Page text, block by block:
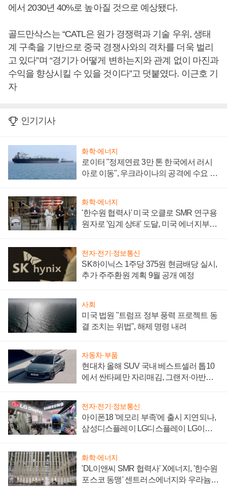
에서 2030년 40%로 높아질 것으로 예상됐다.
골드만삭스는 “CATL은 원가 경쟁력과 기술 우위, 생태
계 구축을 기반으로 중국 경쟁사와의 격차를 더욱 벌리
고 있다”며 “경기가 어떻게 변하는지와 관계 없이 마진과
수익을 향상시킬 수 있을 것이다”고 덧붙였다. 이근호 기
자
인기기사
화학·에너지
로이터 "정제연료 3만 톤 한국에서 러시
아로 이동", 우크라이나의 공격에 수요 늘
화학·에너지
'한수원 협력사' 미국 오클로 SMR 연구용
원자로 '임계 상태' 도달, 미국 에너지부
전자·전기·정보통신
SK하이닉스 1주당 375원 현금배당 실시,
추가 주주환원 계획 9월 공개 예정
사회
미국 법원 "트럼프 정부 풍력 프로젝트 동
결 조치는 위법", 해제 명령 내려
자동차·부품
현대차 올해 SUV 국내 베스트셀러 톱10
에서 싼타페만 자리매김, 그랜저·아반떼
전자·전기·정보통신
아이폰18 '메모리 부족'에 출시 지연되나,
삼성디스플레이 LG디스플레이 LG이노
화학·에너지
'DL이앤씨 SMR 협력사' X에너지, '한수원
포스코 동맹' 센트러스에너지와 우라늄